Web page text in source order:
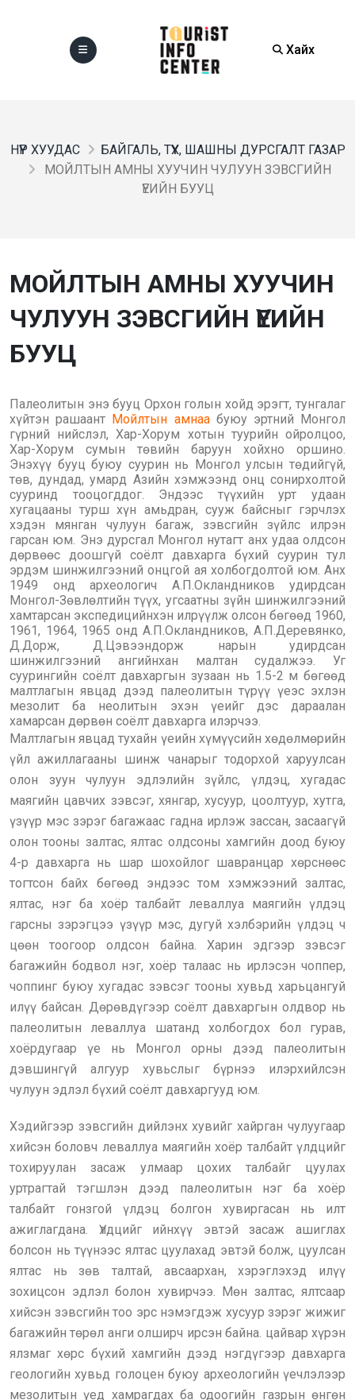
Хайх
НҮҮР ХУУДАС
БАЙГАЛЬ, ТҮҮХ, ШАШНЫ ДУРСГАЛТ ГАЗАР
МОЙЛТЫН АМНЫ ХУУЧИН ЧУЛУУН ЗЭВСГИЙН
ҮЕИЙН БУУЦ
МОЙЛТЫН АМНЫ ХУУЧИН
ЧУЛУУН ЗЭВСГИЙН ҮЕИЙН
БУУЦ
Палеолитын энэ бууц Орхон голын хойд эрэгт, тунгалаг
хүйтэн рашаант Мойлтын амнаа буюу эртний Монгол
гүрний нийслэл, Хар-Хорум хотын туурийн ойролцоо,
Хар-Хорум сумын төвийн баруун хойхно оршино.
Энэхүү бууц буюу суурин нь Монгол улсын төдийгүй,
төв, дундад, умард Азийн хэмжээнд онц сонирхолтой
сууринд тооцогддог. Эндээс түүхийн урт удаан
хугацааны турш хүн амьдран, сууж байсныг гэрчлэх
хэдэн мянган чулуун багаж, зэвсгийн зүйлс илрэн
гарсан юм. Энэ дурсгал Монгол нутагт анх удаа олдсон
дөрвөөс доошгүй соёлт давхарга бүхий суурин тул
эрдэм шинжилгээний онцгой ая холбогдолтой юм. Анх
1949 онд археологич А.П.Окландников удирдсан
Монгол-Зөвлөлтийн түүх, угсаатны зүйн шинжилгээний
хамтарсан экспедицийнхэн илрүүлж олсон бөгөөд 1960,
1961, 1964, 1965 онд А.П.Окландников, А.П.Деревянко,
Д.Дорж, Д.Цэвээндорж нарын удирдсан
шинжилгээний ангийнхан малтан судалжээ. Уг
суурингийн соёлт давхаргын зузаан нь 1.5-2 м бөгөөд
малтлагын явцад дээд палеолитын түрүү үеэс эхлэн
мезолит ба неолитын эхэн үеийг дэс дараалан
хамарсан дөрвөн соёлт давхарга илэрчээ.
Малтлагын явцад тухайн үеийн хүмүүсийн хөдөлмөрийн
үйл ажиллагааны шинж чанарыг тодорхой харуулсан
олон зуун чулуун эдлэлийн зүйлс, үлдэц, хугадас
маягийн цавчих зэвсэг, хянгар, хусуур, цоолтуур, хутга,
үзүүр мэс зэрэг багажаас гадна ирлэж зассан, засаагүй
олон тооны залтас, ялтас олдсоны хамгийн доод буюу
4-р давхарга нь шар шохойлог шавранцар хөрснөөс
тогтсон байх бөгөөд эндээс том хэмжээний залтас,
ялтас, нэг ба хоёр талбайт леваллуа маягийн үлдэц
гарсны зэрэгцээ үзүүр мэс, дугуй хэлбэрийн үлдэц ч
цөөн тоогоор олдсон байна. Харин эдгээр зэвсэг
багажийн бодвол нэг, хоёр талаас нь ирлэсэн чоппер,
чоппинг буюу хугадас зэвсэг тооны хувьд харьцангуй
илүү байсан. Дөрөвдүгээр соёлт давхаргын олдвор нь
палеолитын леваллуа шатанд холбогдох бол гурав,
хоёрдугаар үе нь Монгол орны дээд палеолитын
дэвшингүй алгуур хувьслыг бүрнээ илэрхийлсэн
чулуун эдлэл бүхий соёлт давхаргууд юм.
Хэдийгээр зэвсгийн дийлэнх хувийг хайрган чулуугаар
хийсэн боловч леваллуа маягийн хоёр талбайт үлдцийг
тохируулан засаж улмаар цохих талбайг цуулах
уртрагтай тэгшлэн дээд палеолитын нэг ба хоёр
талбайт гонзгой үлдэц болгон хувиргасан нь илт
ажиглагдана. Үлдцийг ийнхүү эвтэй засаж ашиглах
болсон нь түүнээс ялтас цуулахад эвтэй болж, цуулсан
ялтас нь зөв талтай, авсаархан, хэрэглэхэд илүү
зохицсон эдлэл болон хувирчээ. Мөн залтас, ялтсаар
хийсэн зэвсгийн тоо эрс нэмэгдэж хусуур зэрэг жижиг
багажийн төрөл анги олширч ирсэн байна. цайвар хүрэн
ялзмаг хөрс бүхий хамгийн дээд нэгдүгээр давхарга
геологийн хувьд голоцен буюу археологийн үечлэлээр
мезолитын үед хамрагдах ба одоогийн газрын өнгөн